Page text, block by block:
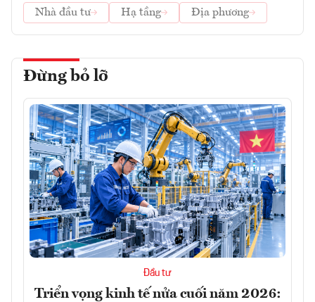
Nhà đầu tư
Hạ tầng Địa phương
Đừng bỏ lỡ
Đầu tư
Triển vọng kinh tế nửa cuối năm 2026: